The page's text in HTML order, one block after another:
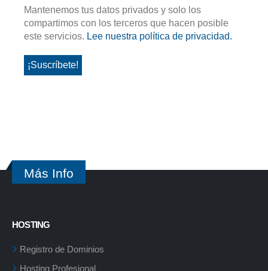
Mantenemos tus datos privados y solo los
compartimos con los terceros que hacen posible
este servicios. Lee nuestra política de privacidad.
Más Info
HOSTING
Registro de Dominios
Hosting Profesional